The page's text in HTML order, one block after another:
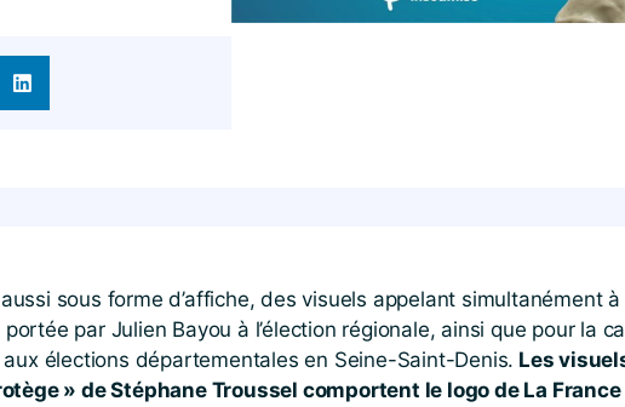
sous forme d’affiche, des visuels appelant simultanément
par Julien Bayou à l’élection régionale, ainsi que pour la
élections départementales en Seine-Saint-Denis. Les
» de Stéphane Troussel comportent le logo de La